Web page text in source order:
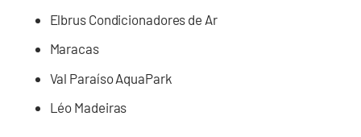
Elbrus Condicionadores de Ar
Maracas
Val Paraíso AquaPark
Léo Madeiras